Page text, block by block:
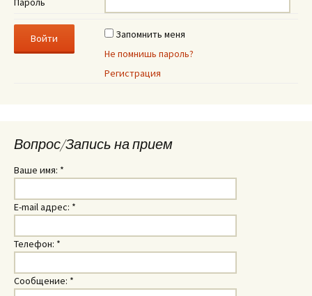
Запомнить меня
Не помнишь пароль?
Регистрация
Вопрос/Запись на прием
Ваше имя: *
E-mail адрес: *
Телефон: *
Сообщение: *